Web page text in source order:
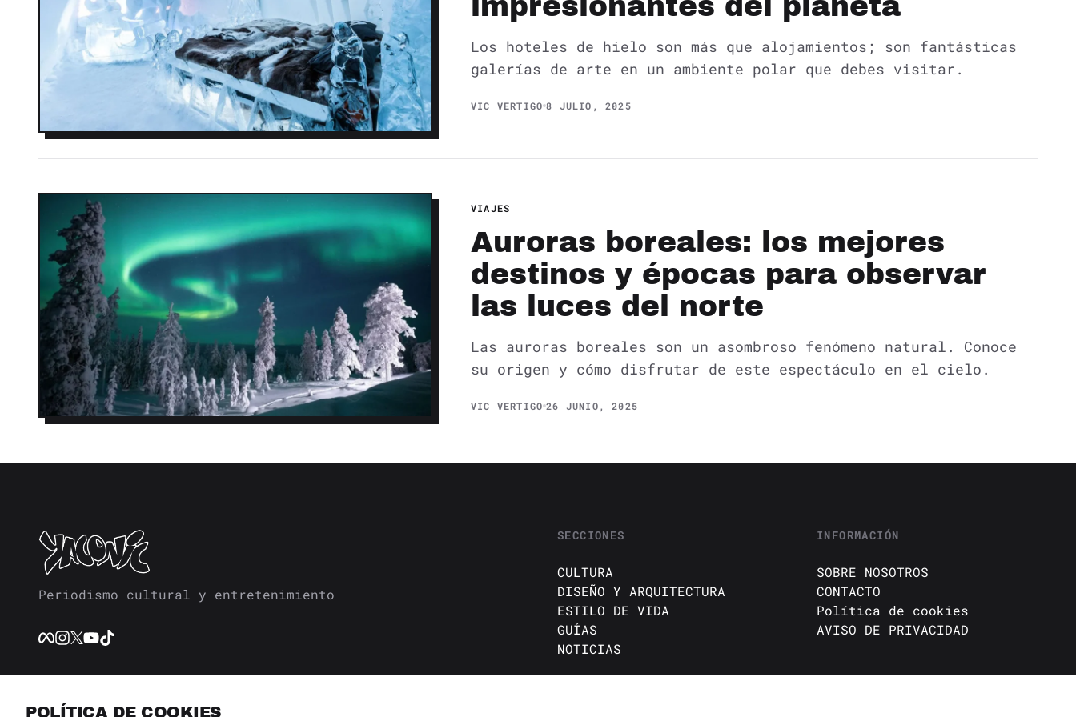
impresionantes del planeta
Los hoteles de hielo son más que alojamientos; son fantásticas
galerías de arte en un ambiente polar que debes visitar.
VIC VERTIGO 8 JULIO, 2025
VIAJES
Auroras boreales: los mejores
destinos y épocas para observar
las luces del norte
Las auroras boreales son un asombroso fenómeno natural. Conoce
su origen y cómo disfrutar de este espectáculo en el cielo.
VIC VERTIGO 26 JUNIO, 2025
Periodismo cultural y entretenimiento
SECCIONES
CULTURA
DISEÑO Y ARQUITECTURA
ESTILO DE VIDA
GUÍAS
NOTICIAS
INFORMACIÓN
SOBRE NOSOTROS
CONTACTO
Política de cookies
AVISO DE PRIVACIDAD
POLÍTICA DE COOKIES